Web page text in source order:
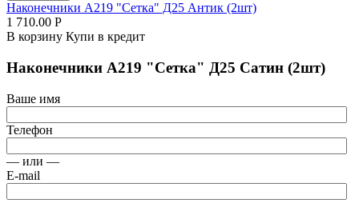
Наконечники А219 "Сетка" Д25 Антик (2шт)
1 710.00 Р
В корзину Купи в кредит
Наконечники А219 "Сетка" Д25 Сатин (2шт)
Ваше имя
Телефон
— или —
E-mail